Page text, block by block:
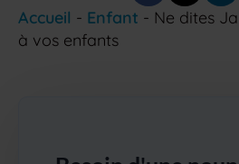
Accueil - Enfant - Ne dites
à vos enfants